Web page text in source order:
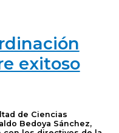
exitoso
de Ciencias
Bedoya Sánchez,